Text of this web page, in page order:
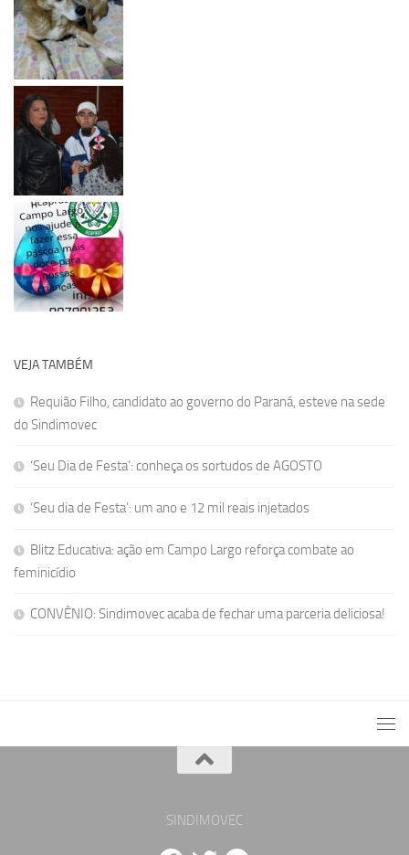
VEJA TAMBÉM
Requião Filho, candidato ao governo do Paraná, esteve na sede
do Sindimovec
‘Seu Dia de Festa’: conheça os sortudos de AGOSTO
‘Seu dia de Festa’: um ano e 12 mil reais injetados
Blitz Educativa: ação em Campo Largo reforça combate ao
feminicídio
CONVÊNIO: Sindimovec acaba de fechar uma parceria deliciosa!
SINDIMOVEC